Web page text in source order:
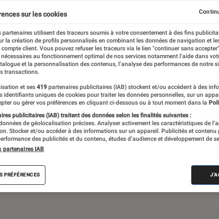
expos… Du suivi de l’actualité aux
et les articles long format,
meilleur de l’actualité culturelle
Album Concert Rap Exposition
sur les cookies
partenaires utilisent des traceurs soumis à votre consentement à des fins
la création de profils personnalisés en combinant les données de navigation et
compte client. Vous pouvez refuser les traceurs via le lien "continuer sans
au fonctionnement optimal de nos services notamment l’aide dans
et la personnalisation des contenus, l’analyse des performances de notre
transactions.
et ses 419 partenaires publicitaires (IAB) stockent et/ou accèdent à des
identifiants uniques de cookies pour traiter les données personnelles, sur un
ou gérer vos préférences en cliquant ci-dessous ou à tout moment dans la
publicitaires (IAB) traitent des données selon les finalités suivantes :
de géolocalisation précises. Analyser activement les caractéristiques de
Stocker et/ou accéder à des informations sur un appareil. Publicités et contenu
des publicités et du contenu, études d’audience et développement de
partenaires IAB
PRÉFÉRENCES